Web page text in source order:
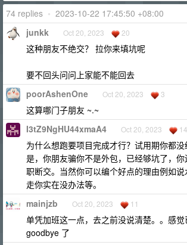
74 replies • 2023-10-22 17:45:50 +08:00
junkk Oct 20, 2023 20
这种朋友不绝交？ 拉你来填坑呢
要不回头问问上家能不能回去
poorAshenOne Oct 20, 2023 3
这算哪门子朋友 ~.~
I3tZ9NgHU44xmaA4 Oct 20, 2023 14
为什么想跑要项目完成才行？试用期你都
是，你朋友骗你不是外包，已经够坑了，
职断交。当然你可以编个好点的理由例如
走你实在没办法等。
mainjzb Oct 20, 2023 11
单凭加班这一点，去之前没说清楚。。感
goodbye 了